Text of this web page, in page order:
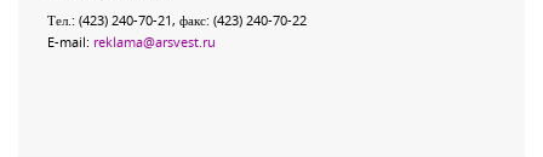
Тел.: (423) 240-70-21, факс: (423) 240-70-22
E-mail: reklama@arsvest.ru